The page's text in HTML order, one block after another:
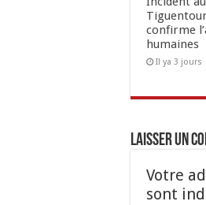
confirme
humaines
Il ya 3 jours
Laisser un
Votre
sont